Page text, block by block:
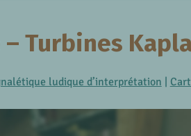
Turbines
ludique d’interprétation |